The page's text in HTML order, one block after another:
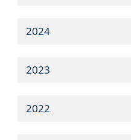
2024
2023
2022